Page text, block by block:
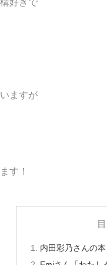
好きで
ますが
す！
内田彩乃さんの本